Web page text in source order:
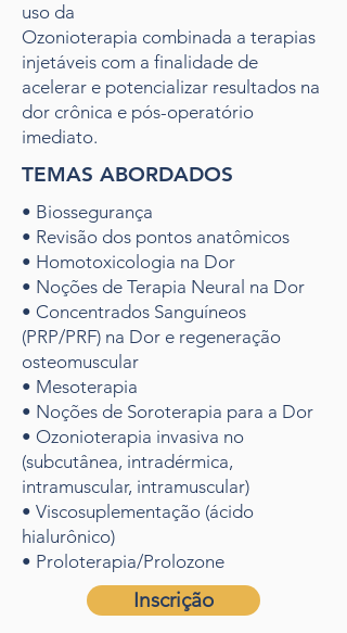
uso da
Ozonioterapia combinada a terapias
injetáveis com a finalidade de
acelerar e potencializar resultados na
dor crônica e pós-operatório
imediato.
TEMAS ABORDADOS
• Biossegurança
• Revisão dos pontos anatômicos
• Homotoxicologia na Dor
• Noções de Terapia Neural na Dor
• Concentrados Sanguíneos
(PRP/PRF) na Dor e regeneração
osteomuscular
• Mesoterapia
• Noções de Soroterapia para a Dor
• Ozonioterapia invasiva no
(subcutânea, intradérmica,
intramuscular, intramuscular)
• Viscosuplementação (ácido
hialurônico)
• Proloterapia/Prolozone
Inscrição